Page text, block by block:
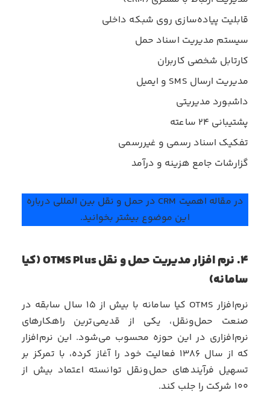
قابلیت پیاده‌سازی روی شبکه داخلی
سیستم مدیریت اسناد حمل
کارتابل شخصی کاربران
مدیریت ارسال SMS و ایمیل
داشبورد مدیریتی
پشتیبانی ۲۴ ساعته
تفکیک اسناد رسمی و غیررسمی
گزارشات جامع هزینه و درآمد
در مقاله اهمیت CRM در حمل و نقل بین المللی
درباره
این موضوع بیشتر بخوانید.
۴. نرم افزار مدیریت حمل و نقل OTMS Plus (کیا
سامانه)
نرم‌افزار OTMS کیا سامانه با بیش از ۱۵ سال سابقه در
صنعت حمل‌ونقل، یکی از قدیمی‌ترین راهکارهای
نرم‌افزاری در این حوزه محسوب می‌شود. این نرم‌افزار
که از سال ۱۳۸۶ فعالیت خود را آغاز کرده، با تمرکز بر
تسهیل فرآیندهای حمل‌ونقل توانسته اعتماد بیش از
۱۰۰ شرکت را جلب کند.